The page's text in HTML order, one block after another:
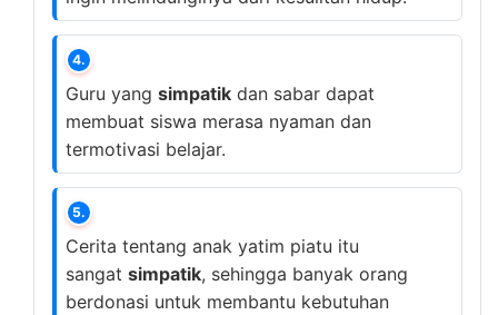
4.
Guru yang simpatik dan sabar dapat
membuat siswa merasa nyaman dan
termotivasi belajar.
5.
Cerita tentang anak yatim piatu itu
sangat simpatik, sehingga banyak orang
berdonasi untuk membantu kebutuhan